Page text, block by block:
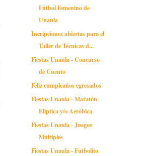
Fútbol Femenino de
Unaula
Incripciones abiertas para el
Taller de Técnicas d...
Fiestas Unaula - Concurso
de Cuento
Feliz cumpleaños egresados
Fiestas Unaula - Maratón
Elíptica y/o Aeróbica
Fiestas Unaula - Juegos
Múltiples
Fiestas Unaula - Futbolito